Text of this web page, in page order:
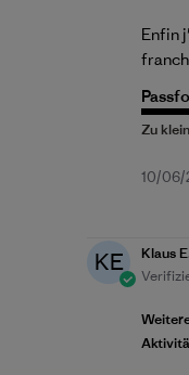
Enfin
10/06/
KE
Klaus